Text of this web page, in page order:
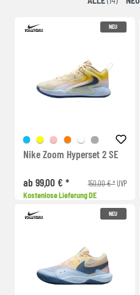
NEU
Nike Zoom Hyperset 2 SE
ab 99,00 € * 150,00 € *UVP
Kostenlose Lieferung DE
NEU